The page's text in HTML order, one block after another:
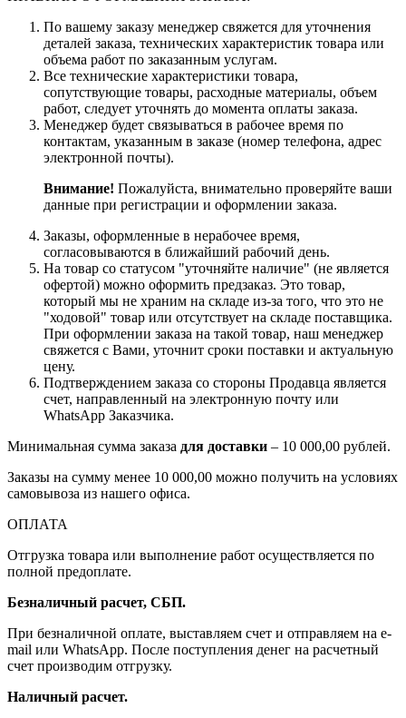
По вашему заказу менеджер свяжется для уточнения
деталей заказа, технических характеристик товара или
объема работ по заказанным услугам.
Все технические характеристики товара,
сопутствующие товары, расходные материалы, объем
работ, следует уточнять до момента оплаты заказа.
Менеджер будет связываться в рабочее время по
контактам, указанным в заказе (номер телефона, адрес
электронной почты).
Внимание! Пожалуйста, внимательно проверяйте ваши
данные при регистрации и оформлении заказа.
Заказы, оформленные в нерабочее время,
согласовываются в ближайший рабочий день.
На товар со статусом "уточняйте наличие" (не является
офертой) можно оформить предзаказ. Это товар,
который мы не храним на складе из-за того, что это не
"ходовой" товар или отсутствует на складе поставщика.
При оформлении заказа на такой товар, наш менеджер
свяжется с Вами, уточнит сроки поставки и актуальную
цену.
Подтверждением заказа со стороны Продавца является
счет, направленный на электронную почту или
WhatsApp Заказчика.
Минимальная сумма заказа для доставки – 10 000,00 рублей.
Заказы на сумму менее 10 000,00 можно получить на условиях
самовывоза из нашего офиса.
ОПЛАТА
Отгрузка товара или выполнение работ осуществляется по
полной предоплате.
Безналичный расчет, СБП.
При безналичной оплате, выставляем счет и отправляем на e-
mail или WhatsApp. После поступления денег на расчетный
счет производим отгрузку.
Наличный расчет.